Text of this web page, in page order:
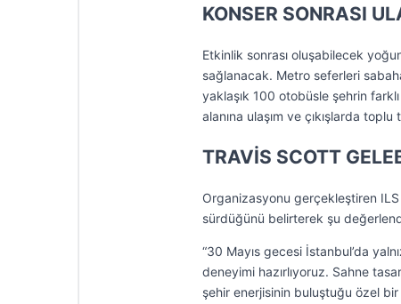
KONSER SONRASI
Etkinlik sonrası oluşabilecek
sağlanacak. Metro seferleri
yaklaşık 100 otobüsle şehrin
alanına ulaşım ve çıkışlarda
TRAVİS SCOTT
Organizasyonu gerçekleştiren ILS
sürdüğünü belirterek şu
“30 Mayıs gecesi İstanbul’da
deneyimi hazırlıyoruz. Sahne
şehir enerjisinin buluştuğu özel